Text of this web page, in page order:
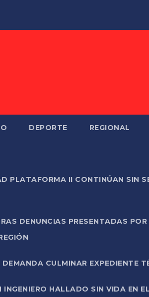
DEPORTE REGIONAL
PLATAFORMA II CONTINÚAN SIN
DENUNCIAS PRESENTADAS
CULMINAR EXPEDIENTE
HALLADO SIN VIDA EN